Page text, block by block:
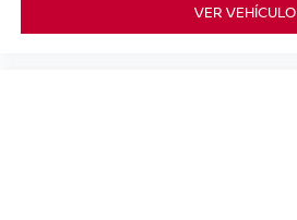
VER VEHÍCULO